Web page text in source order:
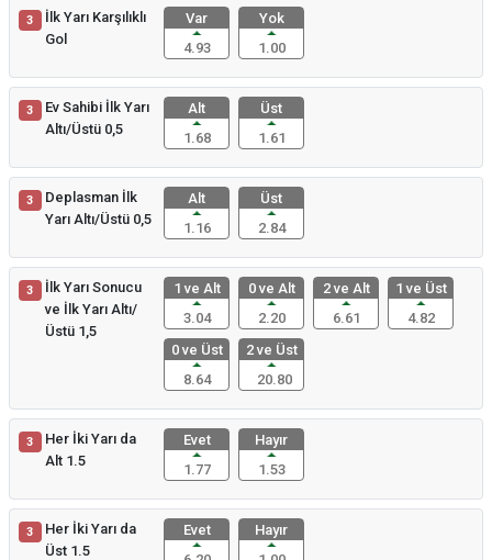
3
İlk Yarı Karşılıklı
Gol
Var
4.93
Yok
1.00
3
Ev Sahibi İlk Yarı
Altı/Üstü 0,5
Alt
1.68
Üst
1.61
3
Deplasman İlk
Yarı Altı/Üstü 0,5
Alt
1.16
Üst
2.84
3
İlk Yarı Sonucu
ve İlk Yarı Altı/
Üstü 1,5
1 ve Alt
3.04
0 ve Alt
2.20
2 ve Alt
6.61
1 ve Üst
4.82
0 ve Üst
8.64
2 ve Üst
20.80
3
Her İki Yarı da
Alt 1.5
Evet
1.77
Hayır
1.53
3
Her İki Yarı da
Üst 1.5
Evet
Hayır